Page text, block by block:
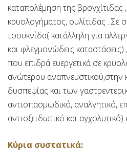
καταπολέμηση της βρογχίτιδας
κρυολογήματος, ουλίτιδας . Σε
τσουκνίδα( κατάλληλη για
και φλεγμονώδεις
που επιδρά ευεργετικά σε
ανώτερου αναπνευστικού,στην
δυσπεψίας και των
αντισπασμωδικό, αναλγητικό,
αντιοξειδωτικό και αγχολυτικό)
Κύρια συστατικά: